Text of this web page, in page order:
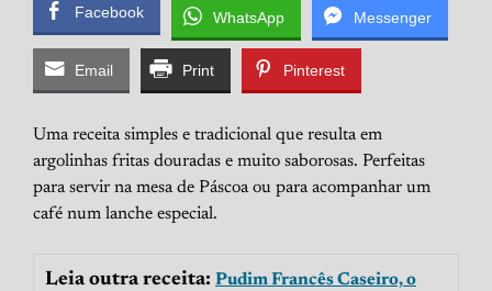
Facebook WhatsApp Messenger
Email Print Pinterest
Uma receita simples e tradicional que resulta em
argolinhas fritas douradas e muito saborosas. Perfeitas
para servir na mesa de Páscoa ou para acompanhar um
café num lanche especial.
Leia outra receita: Pudim Francês Caseiro, o